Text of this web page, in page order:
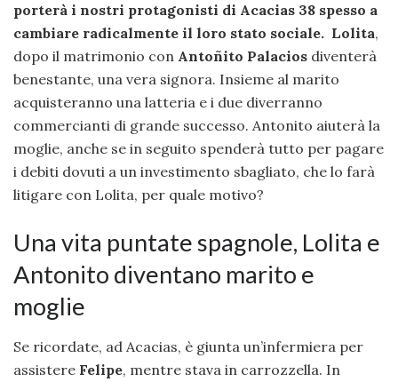
porterà i nostri protagonisti di Acacias 38 spesso a
cambiare radicalmente il loro stato sociale. Lolita,
dopo il matrimonio con Antoñito Palacios diventerà
benestante, una vera signora. Insieme al marito
acquisteranno una latteria e i due diverranno
commercianti di grande successo. Antonito aiuterà la
moglie, anche se in seguito spenderà tutto per pagare
i debiti dovuti a un investimento sbagliato, che lo farà
litigare con Lolita, per quale motivo?
Una vita puntate spagnole, Lolita e
Antonito diventano marito e
moglie
Se ricordate, ad Acacias, è giunta un’infermiera per
assistere Felipe, mentre stava in carrozzella. In